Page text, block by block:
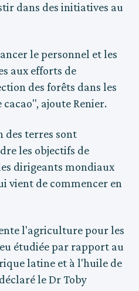
dans des initiatives au
le personnel et les
aux efforts de
des forêts dans les
ajoute Renier.
des terres sont
les objectifs de
dirigeants mondiaux
vient de commencer en
l'agriculture pour les
étudiée par rapport au
latine et à l'huile de
le Dr Toby